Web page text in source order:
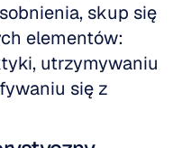
skup się
elementów:
utrzymywaniu
się z